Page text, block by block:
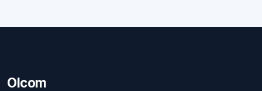
Olcom